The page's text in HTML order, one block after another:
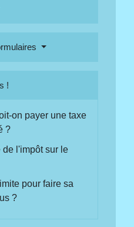
!
on payer une taxe
?
de l'impôt sur le
pour faire sa
?